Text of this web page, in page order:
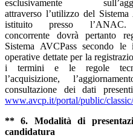
esclusivamente
attraverso l’utilizzo del Sistema
istituito presso l’ANAC.
concorrente dovrà pertanto
Sistema AVCPass secondo le
operative dettate per la
i termini e le regole
l’acquisizione,
consultazione dei dati
www.avcp.it/portal/public/
** 6. Modalità di
candidatura